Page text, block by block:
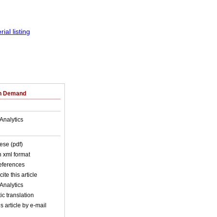
Demand
(pdf)
xml format
this article
translation
article by e-mail